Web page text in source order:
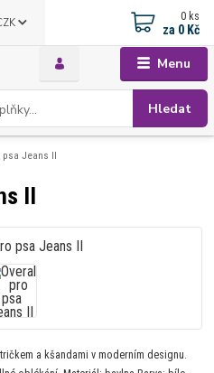
Menu
Hledat
0 ks
za 0 Kč
psa Jeans II
II
a kšandami v moderním designu.